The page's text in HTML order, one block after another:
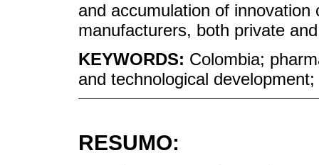
and accumulation of
manufacturers, both private
KEYWORDS: Colombia;
and technological
RESUMO: